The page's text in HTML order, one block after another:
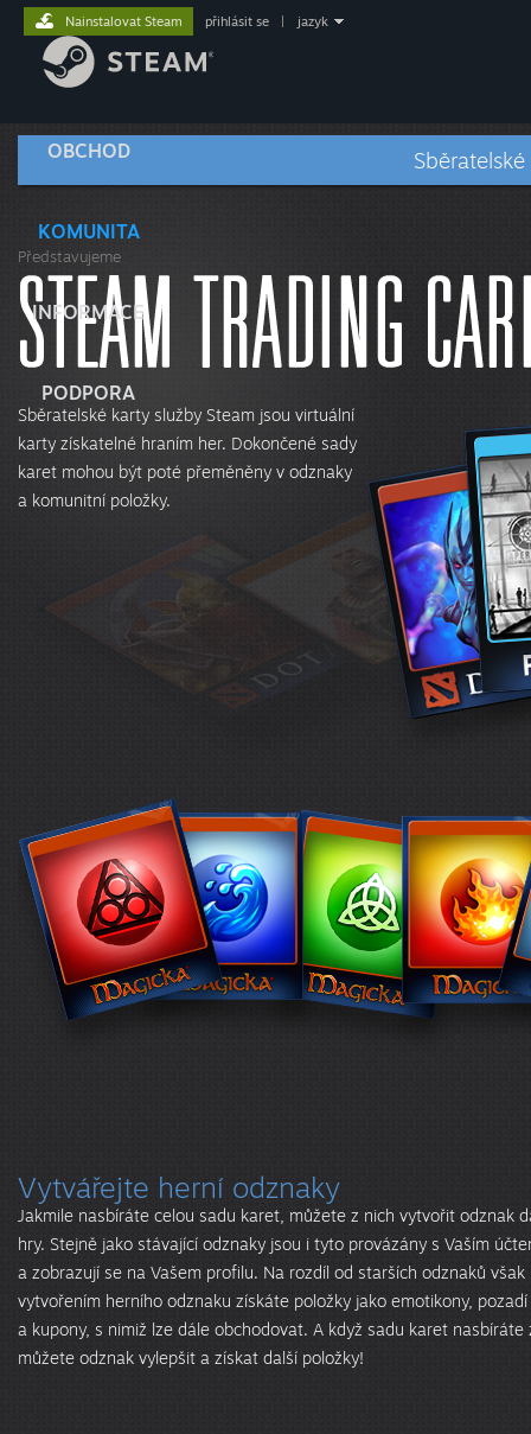
OBCHOD
KOMUNITA
INFORMACE
PODPORA
Nainstalovat Steam přihlásit se jazyk
Představujeme
Sběratelské karty služby Steam jsou virtuální
karty získatelné hraním her. Dokončené sady
karet mohou být poté přeměněny v odznaky
a komunitní položky.
Vytvářejte herní odznaky
Jakmile nasbíráte celou sadu karet, můžete z nich vytvořit odznak
hry. Stejně jako stávající odznaky jsou i tyto provázány s Vaším
a zobrazují se na Vašem profilu. Na rozdíl od starších odznaků však
vytvořením herního odznaku získáte položky jako emotikony,
a kupony, s nimiž lze dále obchodovat. A když sadu karet nasbíráte
můžete odznak vylepšit a získat další položky!